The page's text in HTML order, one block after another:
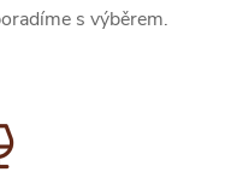
s výběrem.